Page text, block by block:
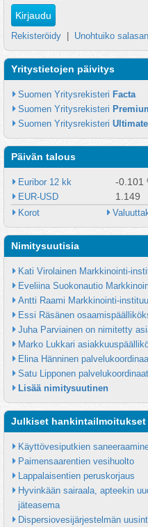
Rekisteröidy Unohtuiko
Yritystietojen päivitys
Suomen Yritysrekisteri Facta
Suomen Yritysrekisteri
Suomen Yritysrekisteri Ultimate
Päivän talous
Euribor 12 kk -0.101
EUR-USD 1.149
Korot
Nimitysuutisia
Kati Virolainen Markkinointi-
Eveliina Suokonautio
Antti Raami Markkinointi-
Essi Räsänen
Juha Parviainen on nimitetty
Marko Lukkari
Elina Hänninen
Satu Lipponen
Lisää nimitysuutinen
Julkiset hankintailmoitukset
Käyttövesiputkien
Paimensaarentien vesihuolto
Lappalaisentien peruskorjaus
Hyvinkään sairaala, apteekin
jäteasema
Dispersiovesijärjestelmän